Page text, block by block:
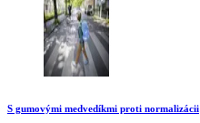
S gumovými medvedíkmi proti normalizácii